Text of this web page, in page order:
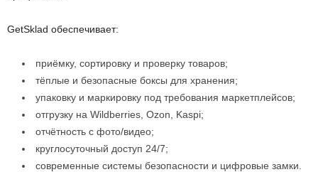
GetSklad обеспечивает:
приёмку, сортировку и проверку товаров;
тёплые и безопасные боксы для хранения;
упаковку и маркировку под требования маркетплейсов;
отгрузку на Wildberries, Ozon, Kaspi;
отчётность с фото/видео;
круглосуточный доступ 24/7;
современные системы безопасности и цифровые замки.